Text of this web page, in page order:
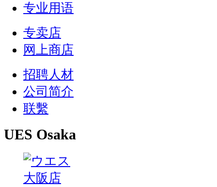
专业用语
专卖店
网上商店
招聘人材
公司简介
联繫
UES Osaka